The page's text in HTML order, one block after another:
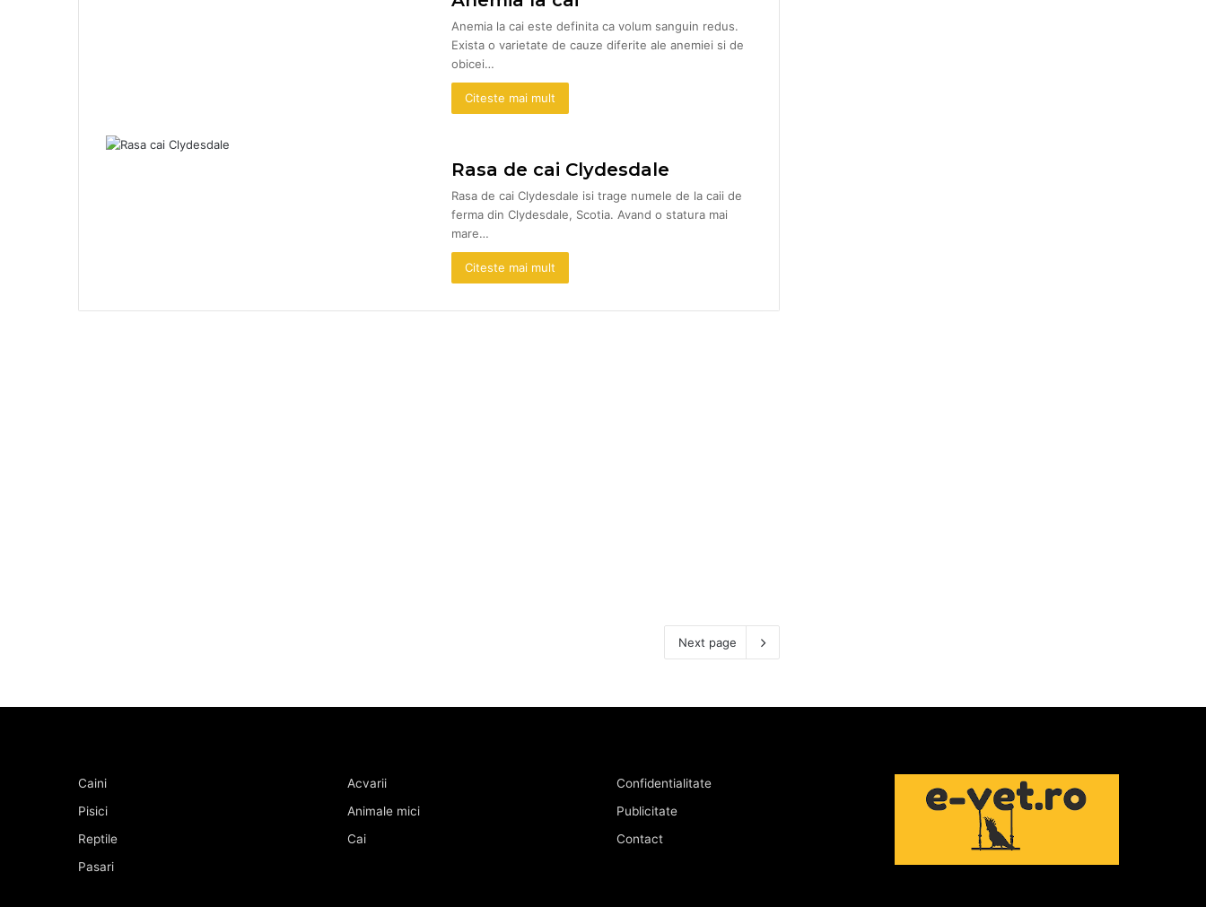
Anemia la cai este definita ca volum sanguin redus.
Exista o varietate de cauze diferite ale anemiei si de
obicei…
Citeste mai mult
Rasa de cai Clydesdale
Rasa de cai Clydesdale isi trage numele de la caii de
ferma din Clydesdale, Scotia. Avand o statura mai
mare…
Citeste mai mult
Next page
Caini
Pisici
Reptile
Pasari
Acvarii
Animale mici
Cai
Confidentialitate
Publicitate
Contact